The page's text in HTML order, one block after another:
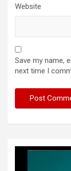
Website
Save my name,
next time I